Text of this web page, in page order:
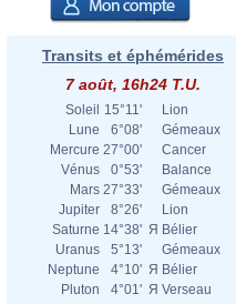
Transits et éphémérides
7 août, 16h24 T.U.
Soleil 15°11'
Lion
Lune
6°08'
Gémeaux
Mercure 27°00'
Cancer
Vénus
0°53'
Balance
Mars 27°33'
Gémeaux
Jupiter
8°26'
Lion
Saturne 14°38' Я Bélier
Uranus
5°13'
Gémeaux
Neptune
4°10' Я Bélier
Pluton
4°01' Я Verseau